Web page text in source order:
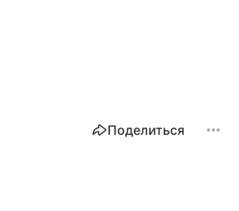
Поделиться